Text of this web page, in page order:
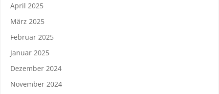
April 2025
März 2025
Februar 2025
Januar 2025
Dezember 2024
November 2024